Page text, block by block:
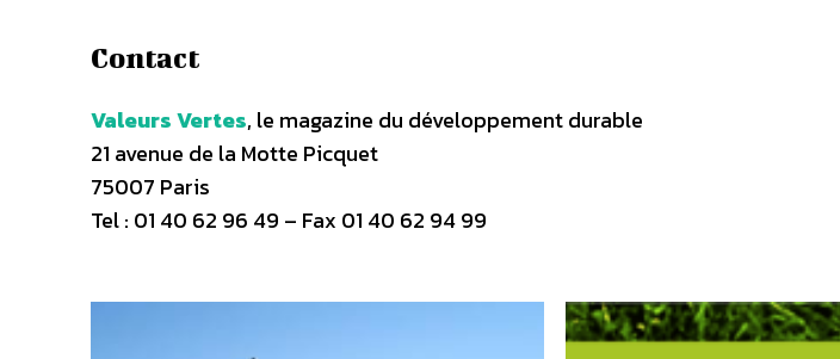
Contact
Valeurs Vertes, le magazine du développement durable
21 avenue de la Motte Picquet
75007 Paris
Tel : 01 40 62 96 49 – Fax 01 40 62 94 99